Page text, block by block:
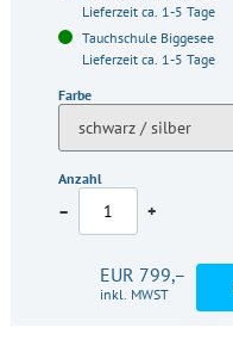
Lieferzeit ca. 1-5 Tage
Tauchschule Biggesee
Lieferzeit ca. 1-5 Tage
Farbe
schwarz / silber
Anzahl
– +
EUR 799,–
inkl. MWST